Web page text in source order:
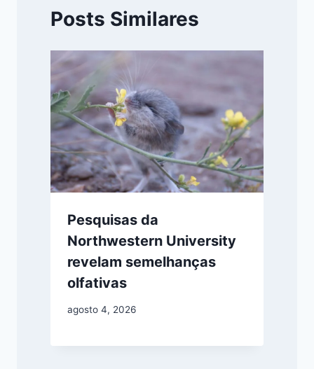
Posts Similares
Pesquisas da
Northwestern University
revelam semelhanças
olfativas
agosto 4, 2026